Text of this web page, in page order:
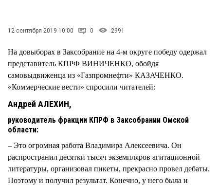
12 сентября 2019 10:00 0 2991
На довыборах в Заксобрание на 4-м округе победу одержал
представитель КПРФ ВИНИЧЕНКО, обойдя
самовыдвиженца из «Газпромнефти» КАЗАЧЕНКО.
«Коммерческие вести» спросили читателей:
Андрей АЛЕХИН,
руководитель фракции КПРФ в Заксобрании Омской
области:
– Это огромная работа Владимира Алексеевича. Он
распространил десятки тысяч экземпляров агитационной
литературы, организовал пикеты, прекрасно провел дебаты.
Поэтому и получил результат. Конечно, у него была и